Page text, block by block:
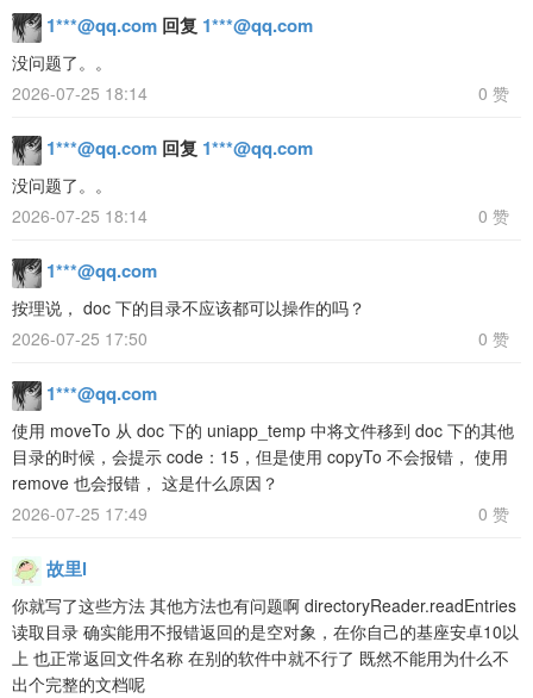
1***@qq.com 回复 1***@qq.com
没问题了。。
2026-07-25 18:14
0 赞
1***@qq.com 回复 1***@qq.com
没问题了。。
2026-07-25 18:14
0 赞
1***@qq.com
按理说， doc 下的目录不应该都可以操作的吗？
2026-07-25 17:50
0 赞
1***@qq.com
使用 moveTo 从 doc 下的 uniapp_temp 中将文件移到 doc 下的其他
目录的时候，会提示 code：15，但是使用 copyTo 不会报错， 使用
remove 也会报错， 这是什么原因？
2026-07-25 17:49
0 赞
故里l
你就写了这些方法 其他方法也有问题啊 directoryReader.readEntries
读取目录 确实能用不报错返回的是空对象，在你自己的基座安卓10以
上 也正常返回文件名称 在别的软件中就不行了 既然不能用为什么不
出个完整的文档呢